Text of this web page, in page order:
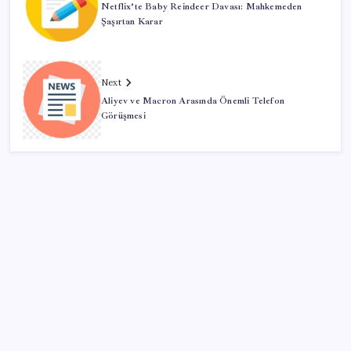
Netflix’te Baby Reindeer Davası: Mahkemeden
Şaşırtan Karar
Next
Aliyev ve Macron Arasında Önemli Telefon
Görüşmesi